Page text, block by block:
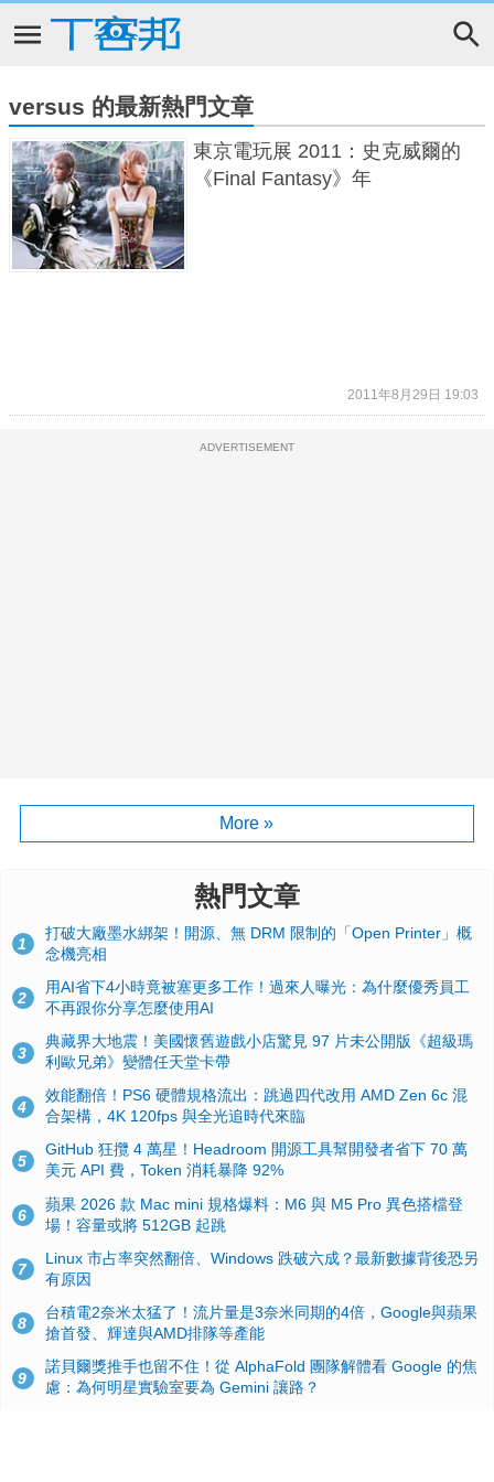
versus 的最新熱門文章
東京電玩展 2011：史克威爾的
《Final Fantasy》年
2011年8月29日 19:03
ADVERTISEMENT
More »
熱門文章
1
打破大廠墨水綁架！開源、無 DRM 限制的「Open Printer」概
念機亮相
2
用AI省下4小時竟被塞更多工作！過來人曝光：為什麼優秀員工
不再跟你分享怎麼使用AI
3
典藏界大地震！美國懷舊遊戲小店驚見 97 片未公開版《超級瑪
利歐兄弟》變體任天堂卡帶
4
效能翻倍！PS6 硬體規格流出：跳過四代改用 AMD Zen 6c 混
合架構，4K 120fps 與全光追時代來臨
5
GitHub 狂攬 4 萬星！Headroom 開源工具幫開發者省下 70 萬
美元 API 費，Token 消耗暴降 92%
6
蘋果 2026 款 Mac mini 規格爆料：M6 與 M5 Pro 異色搭檔登
場！容量或將 512GB 起跳
7
Linux 市占率突然翻倍、Windows 跌破六成？最新數據背後恐另
有原因
8
台積電2奈米太猛了！流片量是3奈米同期的4倍，Google與蘋果
搶首發、輝達與AMD排隊等產能
9
諾貝爾獎推手也留不住！從 AlphaFold 團隊解體看 Google 的焦
慮：為何明星實驗室要為 Gemini 讓路？